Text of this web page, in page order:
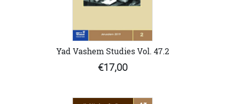
Yad Vashem Studies Vol. 47.2
€17,00